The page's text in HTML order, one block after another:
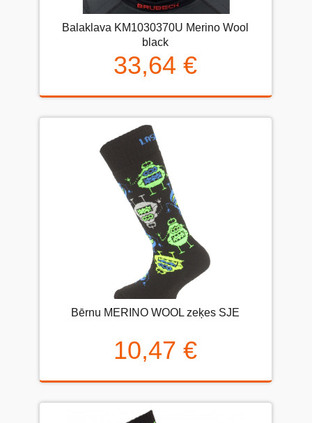
Balaklava KM1030370U Merino Wool
black
33,64 €
Bērnu MERINO WOOL zeķes SJE
10,47 €